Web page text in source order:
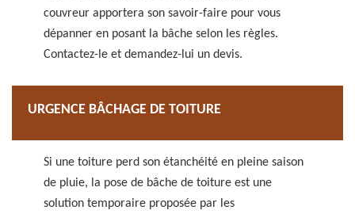
couvreur apportera son savoir-faire pour vous
dépanner en posant la bâche selon les règles.
Contactez-le et demandez-lui un devis.
URGENCE BÂCHAGE DE TOITURE
Si une toiture perd son étanchéité en pleine saison
de pluie, la pose de bâche de toiture est une
solution temporaire proposée par les